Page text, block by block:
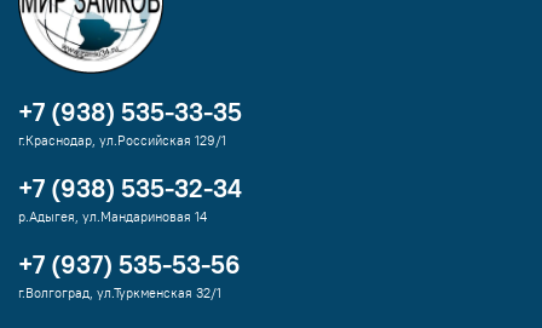
+7 (938) 535-33-35
г.Краснодар, ул.Российская 129/1
+7 (938) 535-32-34
р.Адыгея, ул.Мандариновая 14
+7 (937) 535-53-56
г.Волгоград, ул.Туркменская 32/1